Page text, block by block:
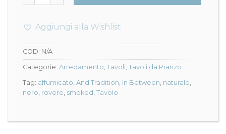
Aggiungi alla Wishlist
COD: N/A
Categorie: Arredamento Tavoli Tavoli da Pranzo
Tag: affumicato And Tradition In Between naturale
nero rovere smoked Tavolo